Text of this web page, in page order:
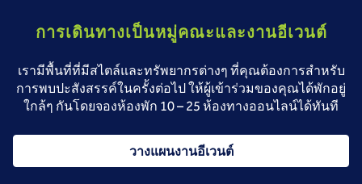
การเดินทางเป็นหมู่คณะและงานอีเวนต์
เรามีพื้นที่ที่มีสไตล์และทรัพยากรต่างๆ ที่คุณต้องการสําหรับ
การพบปะสังสรรค์ในครั้งต่อไป ให้ผู้เข้าร่วมของคุณได้พักอยู่
ใกล้ๆ กันโดยจองห้องพัก 10 – 25 ห้องทางออนไลน์ได้ทันที
วางแผนงานอีเวนต์